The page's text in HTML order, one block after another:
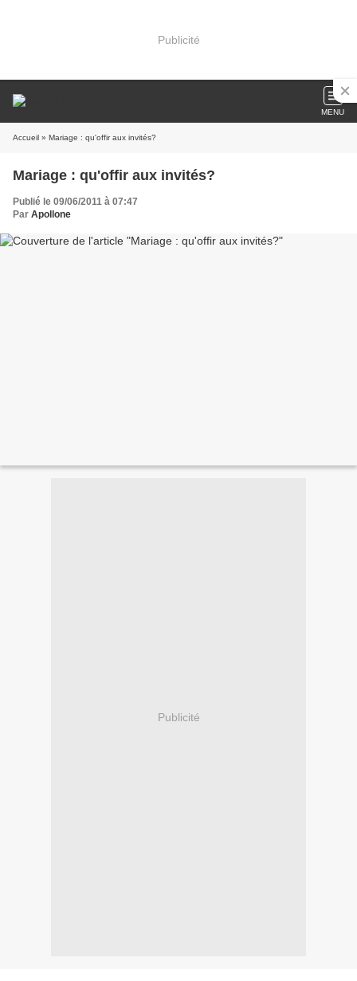
Publicité
MENU
Accueil » Mariage : qu'offir aux invités?
Mariage : qu'offir aux invités?
Publié le 09/06/2011 à 07:47
Par Apollone
Publicité